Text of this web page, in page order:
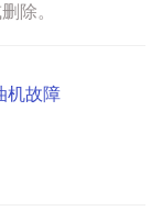
除。
机故障